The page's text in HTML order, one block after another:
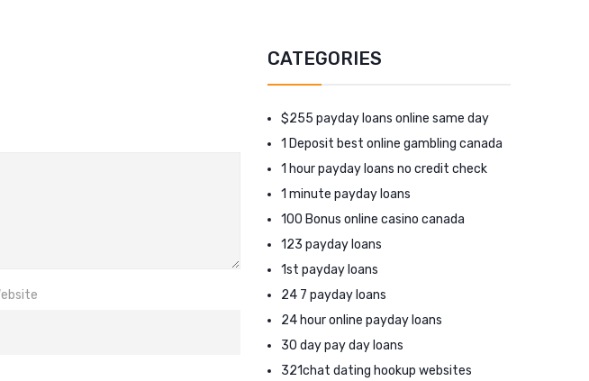
CATEGORIES
$255 payday loans online same day
1 Deposit best online gambling canada
1 hour payday loans no credit check
1 minute payday loans
100 Bonus online casino canada
123 payday loans
1st payday loans
24 7 payday loans
24 hour online payday loans
30 day pay day loans
321chat dating hookup websites